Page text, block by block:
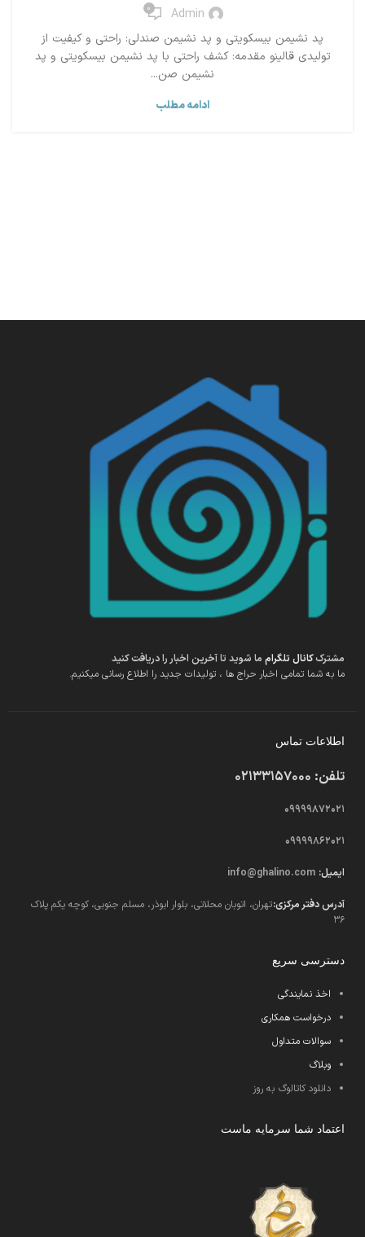
Admin
0
پد نشیمن بیسکویتی و پد نشیمن صندلی: راحتی و کیفیت از
تولیدی قالینو مقدمه: کشف راحتی با پد نشیمن بیسکویتی و پد
نشیمن صن...
ادامه مطلب
مشترککانال تلگرام ما شوید تا آخرین اخبار را دریافت کنید
ما به شما تمامی اخبار حراج ها ، تولیدات جدید را اطلاع رسانی میکنیم.
اطلاعات تماس
تلفن: 02133157000
09999872021
09999862021
ایمیل: info@ghalino.com
آدرس دفتر مرکزی:تهران، اتوبان محلاتی، بلوار ابوذر، مسلم جنوبی، کوچه یکم پلاک
36
دسترسی سریع
اخذ نمایندگی
درخواست همکاری
سوالات متداول
وبلاگ
دانلود کاتالوگ به روز
اعتماد شما سرمایه ماست